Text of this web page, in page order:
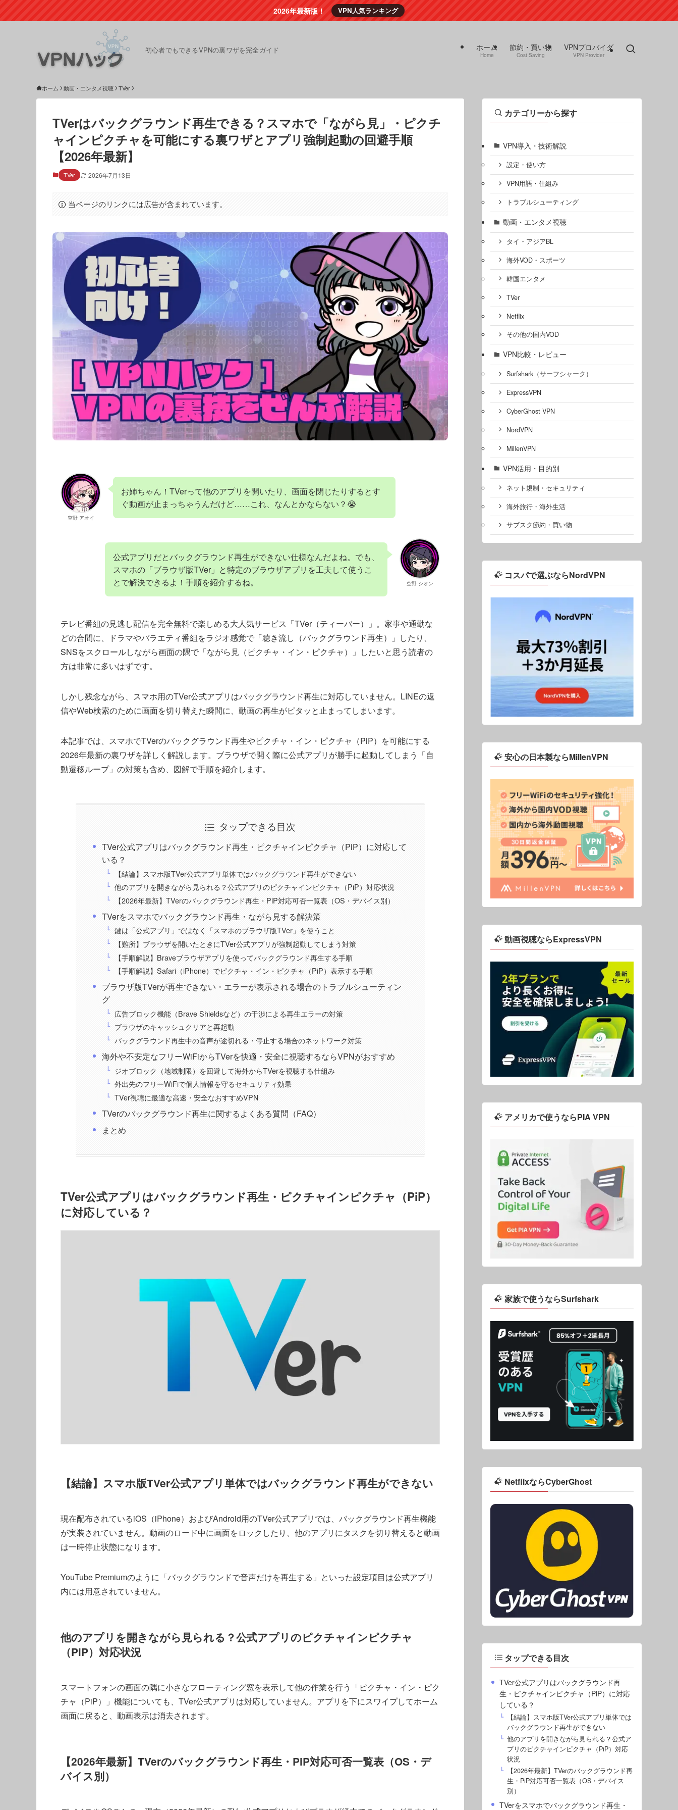
2026年最新版！ VPN人気ランキング
初心者でもできるVPNの裏ワザを完全ガイド ホーム
Home
節約・買い物
Cost Saving
VPNプロバイダ
VPN Provider
ホーム 動画・エンタメ視聴 TVer
TVerはバックグラウンド再生できる？スマホで「ながら見」・ピクチ
ャインピクチャを可能にする裏ワザとアプリ強制起動の回避手順
【2026年最新】
TVer 2026年7月13日
当ページのリンクには広告が含まれています。
空野 アオイ
お姉ちゃん！TVerって他のアプリを開いたり、画面を閉じたりするとす
ぐ動画が止まっちゃうんだけど……これ、なんとかならない？😭
空野 シオン
公式アプリだとバックグラウンド再生ができない仕様なんだよね。でも、
スマホの「ブラウザ版TVer」と特定のブラウザアプリを工夫して使うこ
とで解決できるよ！手順を紹介するね。
テレビ番組の見逃し配信を完全無料で楽しめる大人気サービス「TVer（ティーバー）」。家事や通勤な
どの合間に、ドラマやバラエティ番組をラジオ感覚で「聴き流し（バックグラウンド再生）」したり、
SNSをスクロールしながら画面の隅で「ながら見（ピクチャ・イン・ピクチャ）」したいと思う読者の
方は非常に多いはずです。
しかし残念ながら、スマホ用のTVer公式アプリはバックグラウンド再生に対応していません。LINEの返
信やWeb検索のために画面を切り替えた瞬間に、動画の再生がピタッと止まってしまいます。
本記事では、スマホでTVerのバックグラウンド再生やピクチャ・イン・ピクチャ（PiP）を可能にする
2026年最新の裏ワザを詳しく解説します。ブラウザで開く際に公式アプリが勝手に起動してしまう「自
動遷移ループ」の対策も含め、図解で手順を紹介します。
タップできる目次
TVer公式アプリはバックグラウンド再生・ピクチャインピクチャ（PiP）に対応して
いる？
【結論】スマホ版TVer公式アプリ単体ではバックグラウンド再生ができない
他のアプリを開きながら見られる？公式アプリのピクチャインピクチャ（PiP）対応状況
【2026年最新】TVerのバックグラウンド再生・PiP対応可否一覧表（OS・デバイス別）
TVerをスマホでバックグラウンド再生・ながら見する解決策
鍵は「公式アプリ」ではなく「スマホのブラウザ版TVer」を使うこと
【難所】ブラウザを開いたときにTVer公式アプリが強制起動してしまう対策
【手順解説】Braveブラウザアプリを使ってバックグラウンド再生する手順
【手順解説】Safari（iPhone）でピクチャ・イン・ピクチャ（PiP）表示する手順
ブラウザ版TVerが再生できない・エラーが表示される場合のトラブルシューティン
グ
広告ブロック機能（Brave Shieldsなど）の干渉による再生エラーの対策
ブラウザのキャッシュクリアと再起動
バックグラウンド再生中の音声が途切れる・停止する場合のネットワーク対策
海外や不安定なフリーWiFiからTVerを快適・安全に視聴するならVPNがおすすめ
ジオブロック（地域制限）を回避して海外からTVerを視聴する仕組み
外出先のフリーWiFiで個人情報を守るセキュリティ効果
TVer視聴に最適な高速・安全なおすすめVPN
TVerのバックグラウンド再生に関するよくある質問（FAQ）
まとめ
TVer公式アプリはバックグラウンド再生・ピクチャインピクチャ（PiP）
に対応している？
【結論】スマホ版TVer公式アプリ単体ではバックグラウンド再生ができない
現在配布されているiOS（iPhone）およびAndroid用のTVer公式アプリでは、バックグラウンド再生機能
が実装されていません。動画のロード中に画面をロックしたり、他のアプリにタスクを切り替えると動画
は一時停止状態になります。
YouTube Premiumのように「バックグラウンドで音声だけを再生する」といった設定項目は公式アプリ
内には用意されていません。
他のアプリを開きながら見られる？公式アプリのピクチャインピクチャ
（PiP）対応状況
スマートフォンの画面の隅に小さなフローティング窓を表示して他の作業を行う「ピクチャ・イン・ピク
チャ（PiP）」機能についても、TVer公式アプリは対応していません。アプリを下にスワイプしてホーム
画面に戻ると、動画表示は消去されます。
【2026年最新】TVerのバックグラウンド再生・PiP対応可否一覧表（OS・デ
バイス別）
カテゴリーから探す
VPN導入・技術解説
設定・使い方
VPN用語・仕組み
トラブルシューティング
動画・エンタメ視聴
タイ・アジアBL
海外VOD・スポーツ
韓国エンタメ
TVer
Netflix
その他の国内VOD
VPN比較・レビュー
Surfshark（サーフシャーク）
ExpressVPN
CyberGhost VPN
NordVPN
MillenVPN
VPN活用・目的別
ネット規制・セキュリティ
海外旅行・海外生活
サブスク節約・買い物
コスパで選ぶならNordVPN
安心の日本製ならMillenVPN
動画視聴ならExpressVPN
アメリカで使うならPIA VPN
家族で使うならSurfshark
NetflixならCyberGhost
タップできる目次
TVer公式アプリはバックグラウンド再
生・ピクチャインピクチャ（PiP）に対応
している？
【結論】スマホ版TVer公式アプリ単体では
バックグラウンド再生ができない
他のアプリを開きながら見られる？公式ア
プリのピクチャインピクチャ（PiP）対応
状況
【2026年最新】TVerのバックグラウンド再
生・PiP対応可否一覧表（OS・デバイス
別）
TVerをスマホでバックグラウンド再生・